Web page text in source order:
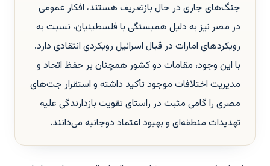
جنگ‌های جاری در حال بازتعریف هستند، افکار عمومی
در مصر نیز به دلیل همبستگی با فلسطینیان، نسبت به
رویکردهای امارات در قبال اسرائیل رویکردی انتقادی دارد.
با این وجود، مقامات دو کشور همچنان بر حفظ اتحاد و
مدیریت اختلافات موجود تأکید داشته و استقرار جت‌های
مصری را گامی مثبت در راستای تقویت بازدارندگی علیه
تهدیدات منطقه‌ای و بهبود اعتماد دوجانبه می‌دانند.